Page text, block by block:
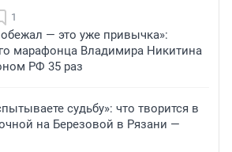
1
— это уже привычка»:
марафонца Владимира Никитина
РФ 35 раз
судьбу»: что творится в
на Березовой в Рязани —